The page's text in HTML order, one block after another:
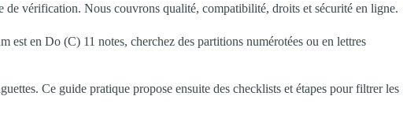
de vérification. Nous couvrons qualité, compatibilité, droits et sécurité en ligne.
est en Do (C) 11 notes, cherchez des partitions numérotées ou en lettres
Ce guide pratique propose ensuite des checklists et étapes pour filtrer les